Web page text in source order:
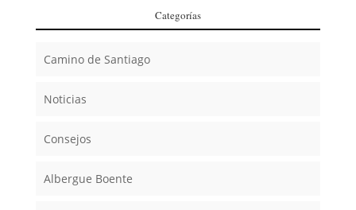
Categorías
Camino de Santiago
Noticias
Consejos
Albergue Boente